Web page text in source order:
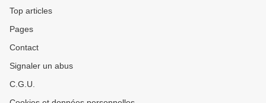
Top articles
Pages
Contact
Signaler un abus
C.G.U.